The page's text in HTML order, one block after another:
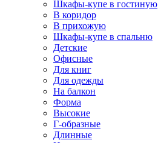
Шкафы-купе в гостиную
В коридор
В прихожую
Шкафы-купе в спальню
Детские
Офисные
Для книг
Для одежды
На балкон
Форма
Высокие
Г-образные
Длинные